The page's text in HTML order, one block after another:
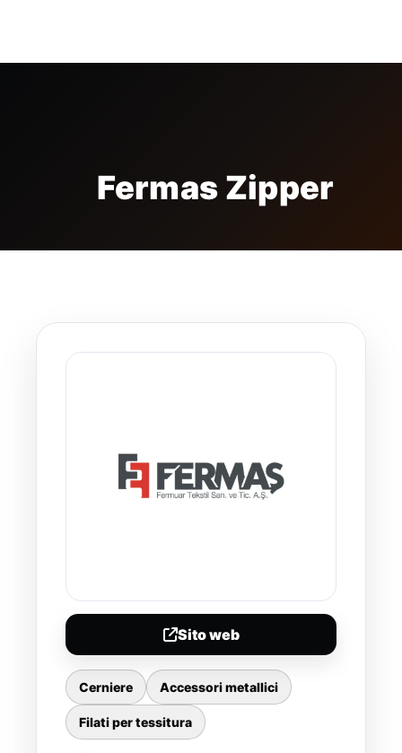
Fermas Zipper
Sito web
Cerniere Accessori metallici
Filati per tessitura